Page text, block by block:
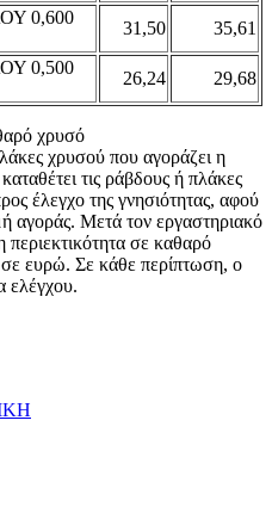
0,600
31,50
35,61
0,500
26,24 29,68
χρυσό
χρυσού που αγοράζει η
τις ράβδους ή πλάκες
έλεγχο της γνησιότητας, αφού
αγοράς. Μετά τον εργαστηριακό
περιεκτικότητα σε καθαρό
σε ευρώ. Σε κάθε περίπτωση, ο
ελέγχου.